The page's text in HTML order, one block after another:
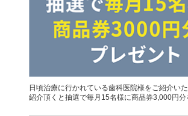
日頃治療に行かれている歯科医院様をご紹介いた
紹介頂くと抽選で毎月15名様に商品券3,000円分